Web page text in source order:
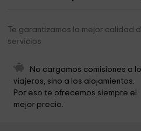
Convento Inmaculada Concepción
Parque Fotovoltaico Cascante
Estatuas peregrinos
Parque Municipal
Te garantizamos la mejor calidad
servicios
No cargamos comisiones a
viajeros, sino a los alojamientos.
Por eso te ofrecemos siempre el
mejor precio.